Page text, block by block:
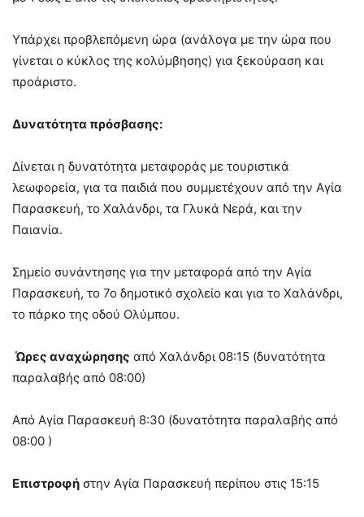
Υπάρχει προβλεπόμενη ώρα (ανάλογα με την ώρα που
γίνεται ο κύκλος της κολύμβησης) για ξεκούραση και
προάριστο.
Δυνατότητα πρόσβασης:
Δίνεται η δυνατότητα μεταφοράς με τουριστικά
λεωφορεία, για τα παιδιά που συμμετέχουν από την Αγία
Παρασκευή, το Χαλάνδρι, τα Γλυκά Νερά, και την
Παιανία.
Σημείο συνάντησης για την μεταφορά από την Αγία
Παρασκευή, το 7ο δημοτικό σχολείο και για το Χαλάνδρι,
το πάρκο της οδού Ολύμπου.
Ώρες αναχώρησης από Χαλάνδρι 08:15 (δυνατότητα
παραλαβής από 08:00)
Από Αγία Παρασκευή 8:30 (δυνατότητα παραλαβής από
08:00 )
Επιστροφή στην Αγία Παρασκευή περίπου στις 15:15